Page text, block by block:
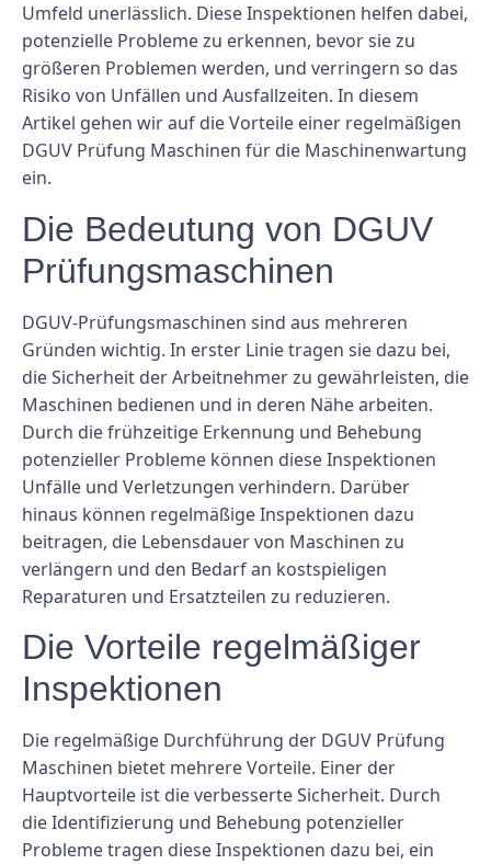
Umfeld unerlässlich. Diese Inspektionen helfen dabei,
potenzielle Probleme zu erkennen, bevor sie zu
größeren Problemen werden, und verringern so das
Risiko von Unfällen und Ausfallzeiten. In diesem
Artikel gehen wir auf die Vorteile einer regelmäßigen
DGUV Prüfung Maschinen für die Maschinenwartung
ein.
Die Bedeutung von DGUV
Prüfungsmaschinen
DGUV-Prüfungsmaschinen sind aus mehreren
Gründen wichtig. In erster Linie tragen sie dazu bei,
die Sicherheit der Arbeitnehmer zu gewährleisten, die
Maschinen bedienen und in deren Nähe arbeiten.
Durch die frühzeitige Erkennung und Behebung
potenzieller Probleme können diese Inspektionen
Unfälle und Verletzungen verhindern. Darüber
hinaus können regelmäßige Inspektionen dazu
beitragen, die Lebensdauer von Maschinen zu
verlängern und den Bedarf an kostspieligen
Reparaturen und Ersatzteilen zu reduzieren.
Die Vorteile regelmäßiger
Inspektionen
Die regelmäßige Durchführung der DGUV Prüfung
Maschinen bietet mehrere Vorteile. Einer der
Hauptvorteile ist die verbesserte Sicherheit. Durch
die Identifizierung und Behebung potenzieller
Probleme tragen diese Inspektionen dazu bei, ein